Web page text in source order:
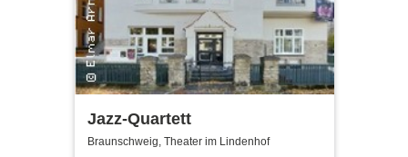
Jazz-Quartett
Braunschweig, Theater im Lindenhof